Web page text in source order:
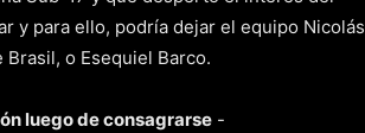
y para ello, podría dejar el equipo Nicolás
o Esequiel Barco.
luego de consagrarse -